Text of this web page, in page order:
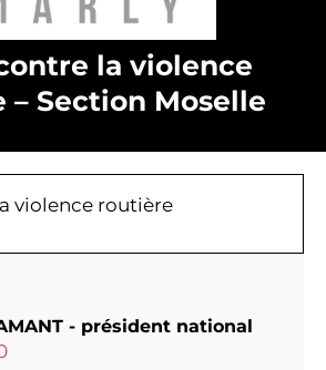
la violence
– Section Moselle
violence routière
- président national